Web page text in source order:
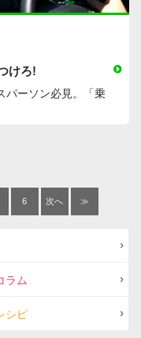
けろ!
パーソン必見。「乗
6 次へ ≫
ラム
シピ